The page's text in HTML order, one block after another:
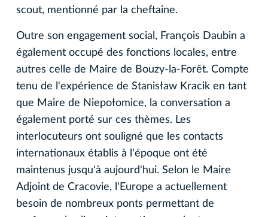
scout, mentionné par la cheftaine.
Outre son engagement social, François Daubin a
également occupé des fonctions locales, entre
autres celle de Maire de Bouzy-la-Forêt. Compte
tenu de l'expérience de Stanisław Kracik en tant
que Maire de Niepołomice, la conversation a
également porté sur ces thèmes. Les
interlocuteurs ont souligné que les contacts
internationaux établis à l'époque ont été
maintenus jusqu'à aujourd'hui. Selon le Maire
Adjoint de Cracovie, l'Europe a actuellement
besoin de nombreux ponts permettant de